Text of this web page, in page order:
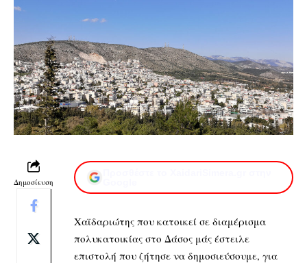
Δημοσίευση
Χαϊδαριώτης που κατοικεί σε διαμέρισμα
πολυκατοικίας στο Δάσος μάς έστειλε
επιστολή που ζήτησε να δημοσιεύσουμε, για